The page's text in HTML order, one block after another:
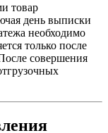
товар
день выписки
необходимо
только после
совершения